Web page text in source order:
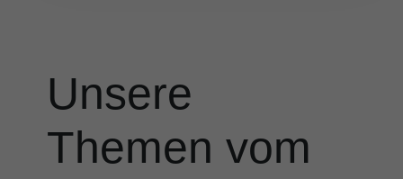
Unsere
Themen vom